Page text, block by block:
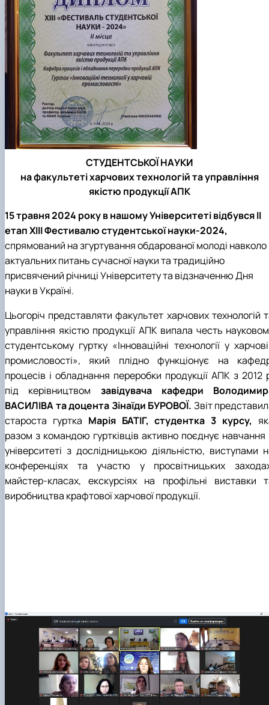
СТУДЕНТСЬКОЇ НАУКИ
на факультеті харчових технологій та управління
якістю продукції АПК
15 травня 2024 року в нашому Університеті відбувся ІІ
етап ХІІІ Фестивалю студентської науки-2024,
спрямований на згуртування обдарованої молоді навколо
актуальних питань сучасної науки та традиційно
присвячений річниці Університету та відзначенню Дня
науки в Україні.
Цьогоріч представляти факультет харчових технологій
управління якістю продукції АПК випала честь
студентському гуртку «Інноваційні технології у
промисловості», який плідно функціонує на
процесів і обладнання переробки продукції АПК з 2012
під керівництвом завідувача кафедри
ВАСИЛІВА та доцента Зінаїди БУРОВОЇ. Звіт
староста гуртка Марія БАТІГ, студентка 3 курсу,
разом з командою гуртківців активно поєднує навчання
університеті з дослідницькою діяльністю, виступами
конференціях та участю у просвітницьких
майстер-класах, екскурсіях на профільні виставки
виробництва крафтової харчової продукції.